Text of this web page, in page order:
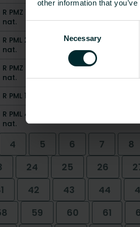
other information that
Selection
Necessary
R PMZ 17x220 alu. nat. F
nat.
R PML 23x250 oak v.sh F
nat.
R PMZ 25x180 beech oil. F
nat.
R PML 17x120 oak v.sh F nat.
R PML 42x180 oak v.mt F
nat.
4 5 6 7 8
24 25 26
42 43 44
59 60 61